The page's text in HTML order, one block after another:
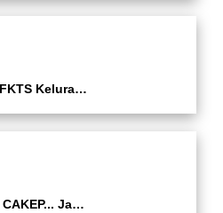
Salam Jum'at Berkah FKTS Kelurahan Batujaya Memberikan Nasi Bungkusin Kepada Pengguna Jalan Di Jalan KH. Kilin Kelurahan Batujaya Kecamatan Batuceper Kota Tangerang
Selamat Malam Sobat CAKEP... Jangan Kendor Tramtib Kecamatan Batuceper Monitoring Dan Patroli Kewilayahan - Sterilisasi PKL Jalan Daan Mogot - Jalan Garuda - Jalan Maulana Hasanudin - Jalan Benteng Betawi - Operasi Yustisi Di Apartement Avenue Kelurahan